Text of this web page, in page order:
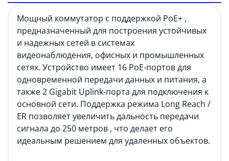
Мощный коммутатор с поддержкой PoE+ ,
предназначенный для построения устойчивых
и надежных сетей в системах
видеонаблюдения, офисных и промышленных
сетях. Устройство имеет 16 PoE-портов для
одновременной передачи данных и питания, а
также 2 Gigabit Uplink-порта для подключения к
основной сети. Поддержка режима Long Reach /
ER позволяет увеличить дальность передачи
сигнала до 250 метров , что делает его
идеальным решением для удаленных объектов.